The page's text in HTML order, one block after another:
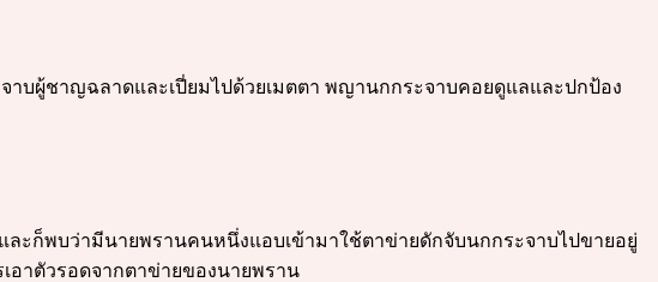
ผู้ชาญฉลาดและเปี่ยมไปด้วยเมตตา พญานกกระจาบคอยดูแลและปกป้อง
ละก็พบว่ามีนายพรานคนหนึ่งแอบเข้ามาใช้ตาข่ายดักจับนกกระจาบไปขายอยู่
อาตัวรอดจากตาข่ายของนายพราน